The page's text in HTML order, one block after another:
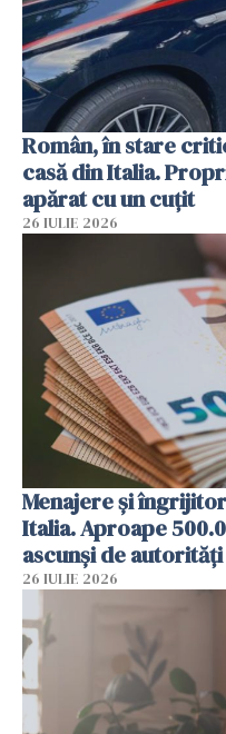
Român, în stare
casă din Italia.
apărat cu un cuțit
26 IULIE 2026
Menajere și
Italia. Aproape
ascunși de autorități
26 IULIE 2026